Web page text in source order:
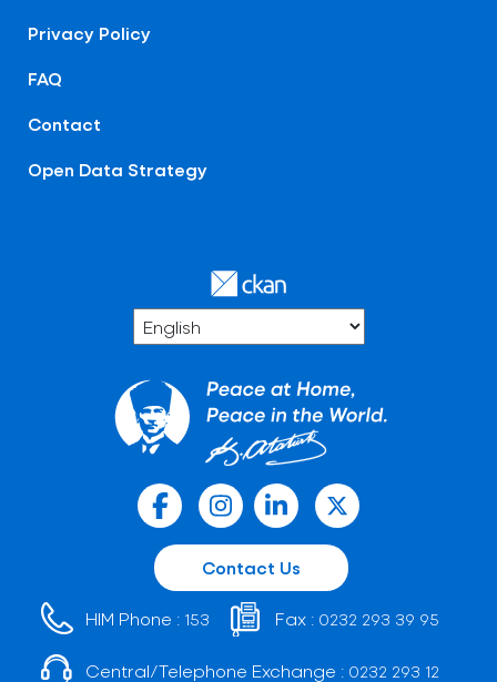
Privacy Policy
FAQ
Contact
Open Data Strategy
Contact Us
HIM Phone : 153 Fax : 0232 293 39 95
Central/Telephone Exchange : 0232 293 12